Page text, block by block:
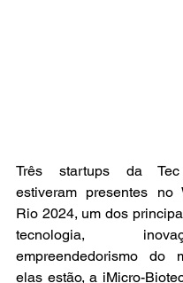
Três startups da Tec
estiveram presentes no
Rio 2024, um dos
tecnologia,
empreendedorismo do
elas estão, a iMicro-